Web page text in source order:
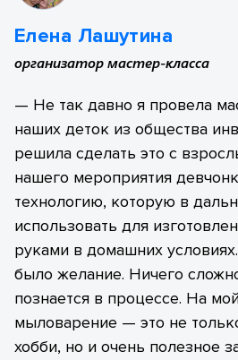
Елена Лашутина
организатор мастер-класса
— Не так давно я провела
наших деток из общества
решила сделать это с
нашего мероприятия
технологию, которую в
использовать для
руками в домашних
было желание. Ничего
познается в процессе. На
мыловарение — это не
хобби, но и очень полезное